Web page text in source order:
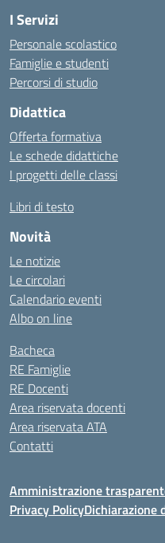
I Servizi
Personale scolastico
Famiglie e studenti
Percorsi di studio
Didattica
Offerta formativa
Le schede didattiche
I progetti delle classi
Libri di testo
Novità
Le notizie
Le circolari
Calendario eventi
Albo on line
Bacheca
RE Famiglie
RE Docenti
Area riservata docenti
Area riservata ATA
Contatti
Amministrazione
Privacy PolicyDichiarazione